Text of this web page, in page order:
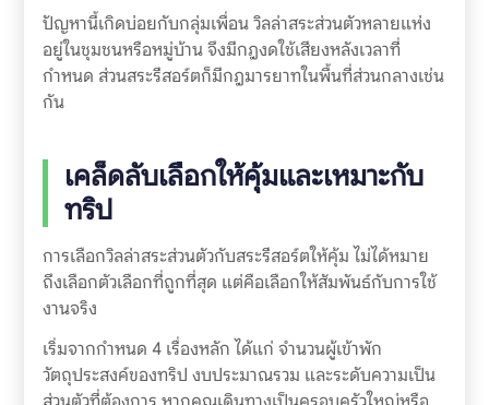
ปัญหานี้เกิดบ่อยกับกลุ่มเพื่อน วิลล่าสระส่วนตัวหลายแห่ง
อยู่ในชุมชนหรือหมู่บ้าน จึงมีกฎงดใช้เสียงหลังเวลาที่
กำหนด ส่วนสระรีสอร์ตก็มีกฎมารยาทในพื้นที่ส่วนกลางเช่น
กัน
เคล็ดลับเลือกให้คุ้มและเหมาะกับ
ทริป
การเลือกวิลล่าสระส่วนตัวกับสระรีสอร์ตให้คุ้ม ไม่ได้หมาย
ถึงเลือกตัวเลือกที่ถูกที่สุด แต่คือเลือกให้สัมพันธ์กับการใช้
งานจริง
เริ่มจากกำหนด 4 เรื่องหลัก ได้แก่ จำนวนผู้เข้าพัก
วัตถุประสงค์ของทริป งบประมาณรวม และระดับความเป็น